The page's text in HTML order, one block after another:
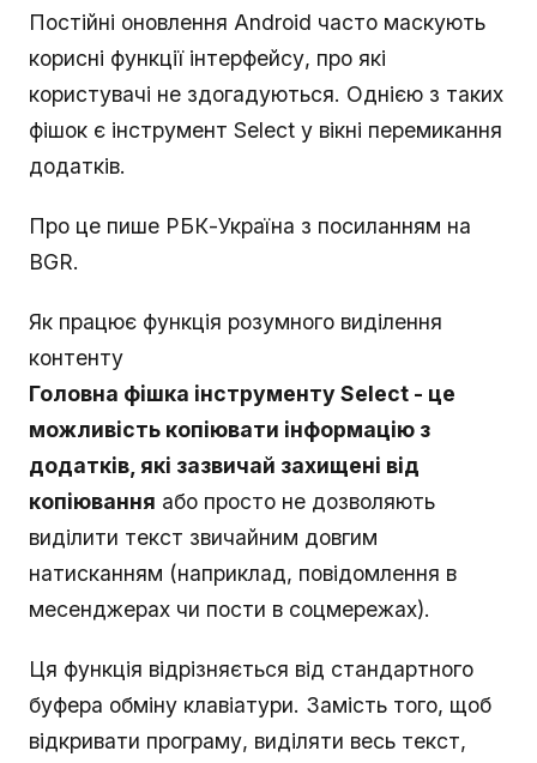
Постійні оновлення Android часто маскують
корисні функції інтерфейсу, про які
користувачі не здогадуються. Однією з таких
фішок є інструмент Select у вікні перемикання
додатків.
Про це пише РБК-Україна з посиланням на
BGR.
Як працює функція розумного виділення
контенту
Головна фішка інструменту Select - це
можливість копіювати інформацію з
додатків, які зазвичай захищені від
копіювання або просто не дозволяють
виділити текст звичайним довгим
натисканням (наприклад, повідомлення в
месенджерах чи пости в соцмережах).
Ця функція відрізняється від стандартного
буфера обміну клавіатури. Замість того, щоб
відкривати програму, виділяти весь текст,